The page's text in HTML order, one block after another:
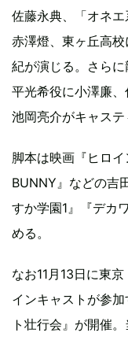
佐藤永典、「オネ
赤澤燈、東ヶ丘高
紀が演じる。さらに
平光希役に小澤廉
池岡亮介がキャステ
脚本は映画『ヒロ
BUNNY』などの吉
すか学園1』『デカ
める。
なお11月13日に東
インキャストが参
ト壮行会』が開催